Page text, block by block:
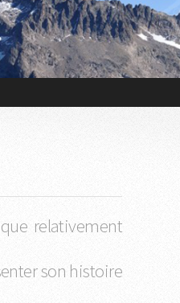
relativement
son histoire